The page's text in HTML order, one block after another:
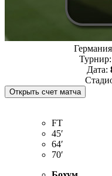
Турнир:
Дата:
FT
45′
64′
70′